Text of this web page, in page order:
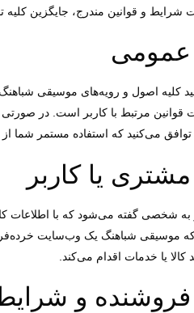
شرایط و قوانین مندرج، جایگزین
عمومی
کلیه اصول و رویه‏‌های موسیقی
مرتبط با کاربر است. در صورتی
می‏‌کنید که استفاده مستمر شما
یا کاربر
به شخصی گفته می‌شود که با اطلاعات
که موسیقی شباهنگ یک وب‌سایت
یا خدمات اقدام می‌کند.
و